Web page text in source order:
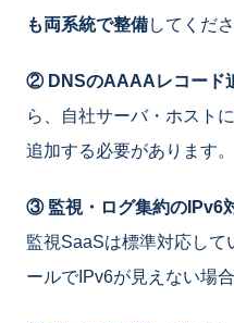
も両系統で整備してくださ
② DNSのAAAAレコード
ら、自社サーバ・ホストに
追加する必要があります。
③ 監視・ログ集約のIPv6
監視SaaSは標準対応して
ールでIPv6が見えない場